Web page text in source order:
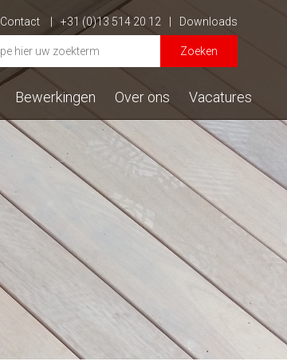
Contact +31 (0)13 514 20 12 Downloads
Zoeken
Bewerkingen Over ons Vacatures